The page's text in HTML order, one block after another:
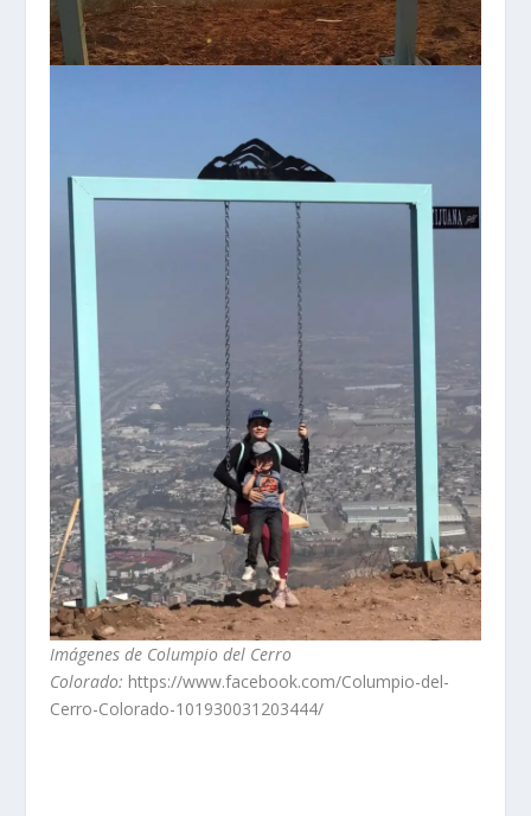
Imágenes de Columpio del Cerro
Colorado: https://www.facebook.com/Columpio-del-
Cerro-Colorado-101930031203444/